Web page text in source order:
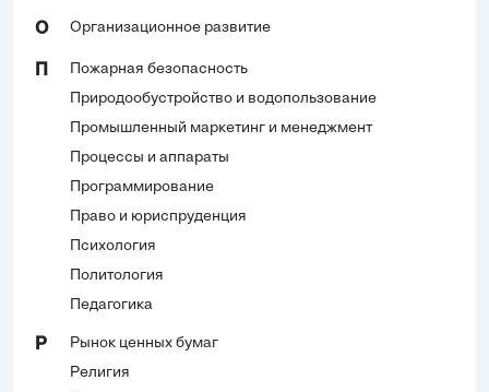
О Организационное развитие
П
Пожарная безопасность
Природообустройство и водопользование
Промышленный маркетинг и менеджмент
Процессы и аппараты
Программирование
Право и юриспруденция
Психология
Политология
Педагогика
Р
Рынок ценных бумаг
Религия